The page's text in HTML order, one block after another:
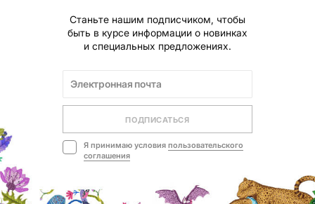
Станьте нашим подписчиком, чтобы
быть в курсе информации о новинках
и специальных предложениях.
ПОДПИСАТЬСЯ
Я принимаю условия пользовательского
соглашения